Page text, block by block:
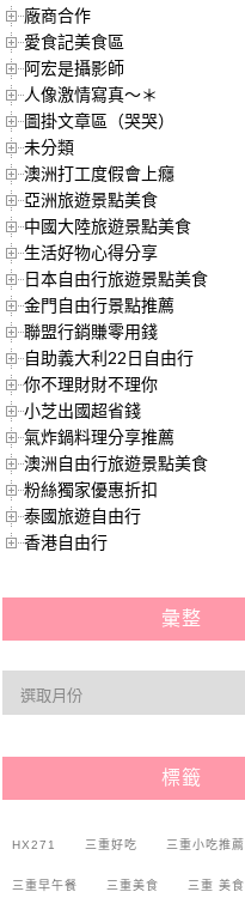
廠商合作
愛食記美食區
阿宏是攝影師
人像激情寫真～＊
圖掛文章區（哭哭）
未分類
澳洲打工度假會上癮
亞洲旅遊景點美食
中國大陸旅遊景點美食
生活好物心得分享
日本自由行旅遊景點美食
金門自由行景點推薦
聯盟行銷賺零用錢
自助義大利22日自由行
你不理財財不理你
小芝出國超省錢
氣炸鍋料理分享推薦
澳洲自由行旅遊景點美食
粉絲獨家優惠折扣
泰國旅遊自由行
香港自由行
彙整
標籤
HX271 三重好吃 三重小吃推薦
三重早午餐 三重美食 三重 美食